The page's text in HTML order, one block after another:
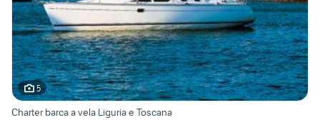
5
Charter barca a vela Liguria e Toscana